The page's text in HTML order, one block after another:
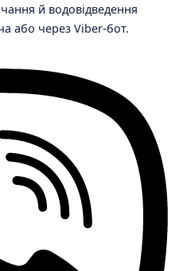
й водовідведення
або через Viber-бот.